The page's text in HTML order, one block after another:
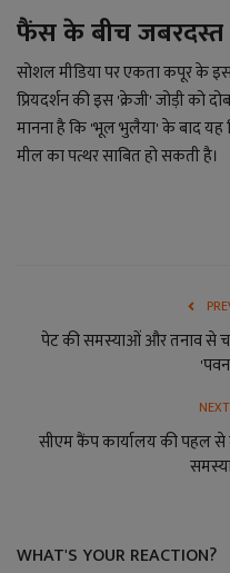
फैंस के बीच जबरदस्त
सोशल मीडिया पर एकता कपूर के
प्रियदर्शन की इस 'क्रेजी' जोड़ी को
मानना है कि 'भूल भुलैया' के बाद यह
मील का पत्थर साबित हो सकती है।
पेट की समस्याओं और तनाव से
सीएम कैंप कार्यालय की पहल से
WHAT'S YOUR REACTION?